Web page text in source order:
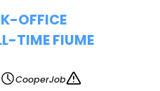
OFFICE
TIME FIUME
CooperJob